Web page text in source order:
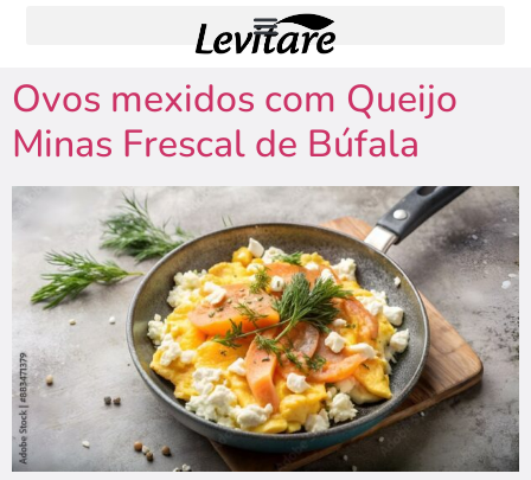
Ovos mexidos com Queijo
Minas Frescal de Búfala